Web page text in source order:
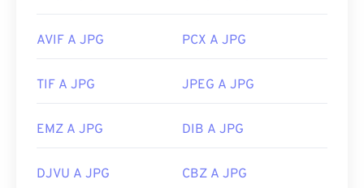
colori dalle immagini
AVIF A JPG PCX A JPG
TIF A JPG JPEG A JPG
EMZ A JPG DIB A JPG
DJVU A JPG CBZ A JPG